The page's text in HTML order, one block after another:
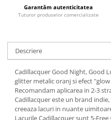
Garantăm autenticitatea
Tuturor produselor comercializate
Descriere
Cadillacquer Good Night, Good
glitter metalic oranj si efect
Recomandam aplicarea in 2-3
Cadillacquer este un brand
creeaza lacuri in nuante
Lacurile Cadillacquer sunt 5-